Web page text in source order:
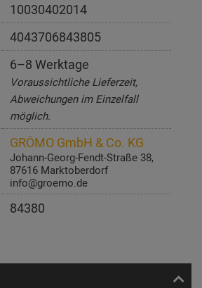
10030402014
4043706843805
6–8 Werktage
Voraussichtliche Lieferzeit,
Abweichungen im Einzelfall
möglich.
GRÖMO GmbH & Co. KG
Johann-Georg-Fendt-Straße 38,
87616 Marktoberdorf
info@groemo.de
84380